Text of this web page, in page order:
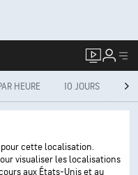
HEURE 10 JOURS
pour cette localisation.
visualiser les localisations
aux États-Unis et au